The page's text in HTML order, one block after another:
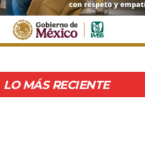
LO MÁS RECIENTE